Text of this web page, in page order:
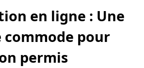
en ligne : Une
commode pour
permis